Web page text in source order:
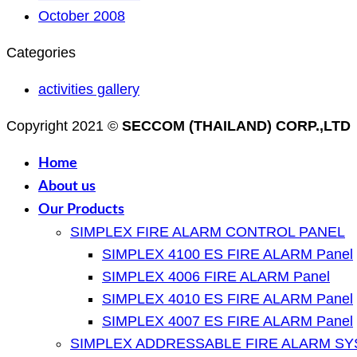
October 2008
Categories
activities gallery
Copyright 2021 © SECCOM (THAILAND) CORP.,LTD
Home
About us
Our Products
SIMPLEX FIRE ALARM CONTROL PANEL
SIMPLEX 4100 ES FIRE ALARM Panel
SIMPLEX 4006 FIRE ALARM Panel
SIMPLEX 4010 ES FIRE ALARM Panel
SIMPLEX 4007 ES FIRE ALARM Panel
SIMPLEX ADDRESSABLE FIRE ALARM